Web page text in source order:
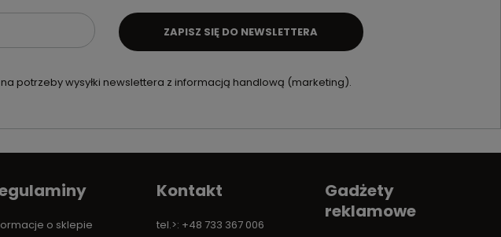
potrzeby wysyłki newslettera z informacją handlową (marketing).
ZAPISZ SIĘ DO NEWSLETTERA
o sklepie
Kontakt
tel.>: +48 733 367 006
Gadżety
reklamowe